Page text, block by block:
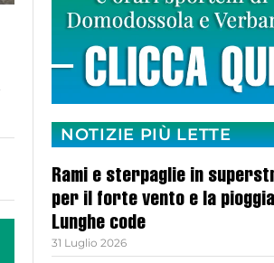
NOTIZIE PIÙ LETTE
Rami e sterpaglie in
per il forte vento e la
Lunghe code
31 Luglio 2026